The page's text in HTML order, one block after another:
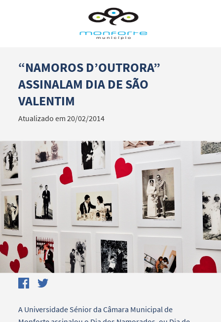
Termo de Pesquisa
Filtros
“NAMOROS D’OUTRORA”
ASSINALAM DIA DE SÃO
VALENTIM
Atualizado em 20/02/2014
A Universidade Sénior da Câmara Municipal de